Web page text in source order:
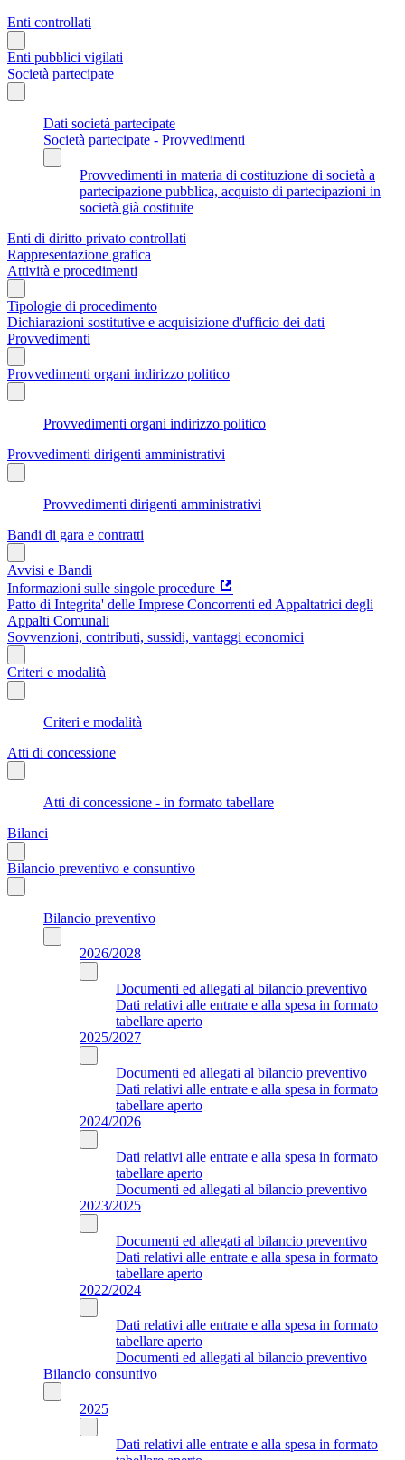
Enti controllati
Enti pubblici vigilati
Società partecipate
Dati società partecipate
Società partecipate - Provvedimenti
Provvedimenti in materia di costituzione di società a
partecipazione pubblica, acquisto di partecipazioni in
società già costituite
Enti di diritto privato controllati
Rappresentazione grafica
Attività e procedimenti
Tipologie di procedimento
Dichiarazioni sostitutive e acquisizione d'ufficio dei dati
Provvedimenti
Provvedimenti organi indirizzo politico
Provvedimenti organi indirizzo politico
Provvedimenti dirigenti amministrativi
Provvedimenti dirigenti amministrativi
Bandi di gara e contratti
Avvisi e Bandi
Informazioni sulle singole procedure
Patto di Integrita' delle Imprese Concorrenti ed Appaltatrici degli
Appalti Comunali
Sovvenzioni, contributi, sussidi, vantaggi economici
Criteri e modalità
Criteri e modalità
Atti di concessione
Atti di concessione - in formato tabellare
Bilanci
Bilancio preventivo e consuntivo
Bilancio preventivo
2026/2028
Documenti ed allegati al bilancio preventivo
Dati relativi alle entrate e alla spesa in formato
tabellare aperto
2025/2027
Documenti ed allegati al bilancio preventivo
Dati relativi alle entrate e alla spesa in formato
tabellare aperto
2024/2026
Dati relativi alle entrate e alla spesa in formato
tabellare aperto
Documenti ed allegati al bilancio preventivo
2023/2025
Documenti ed allegati al bilancio preventivo
Dati relativi alle entrate e alla spesa in formato
tabellare aperto
2022/2024
Dati relativi alle entrate e alla spesa in formato
tabellare aperto
Documenti ed allegati al bilancio preventivo
Bilancio consuntivo
2025
Dati relativi alle entrate e alla spesa in formato